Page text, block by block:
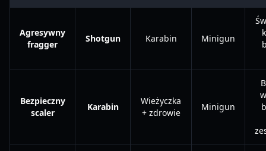
Agresywny
fragger
Shotgun Karabin Minigun
Bezpieczny
scaler
Karabin
Wieżyczka
+ zdrowie
Minigun